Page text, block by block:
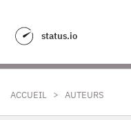
status.io
ACCUEIL > AUTEURS